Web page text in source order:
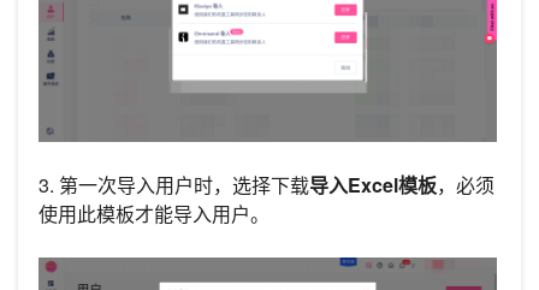
3. 第一次导入用户时，选择下载导入Excel模板，必须
使用此模板才能导入用户。